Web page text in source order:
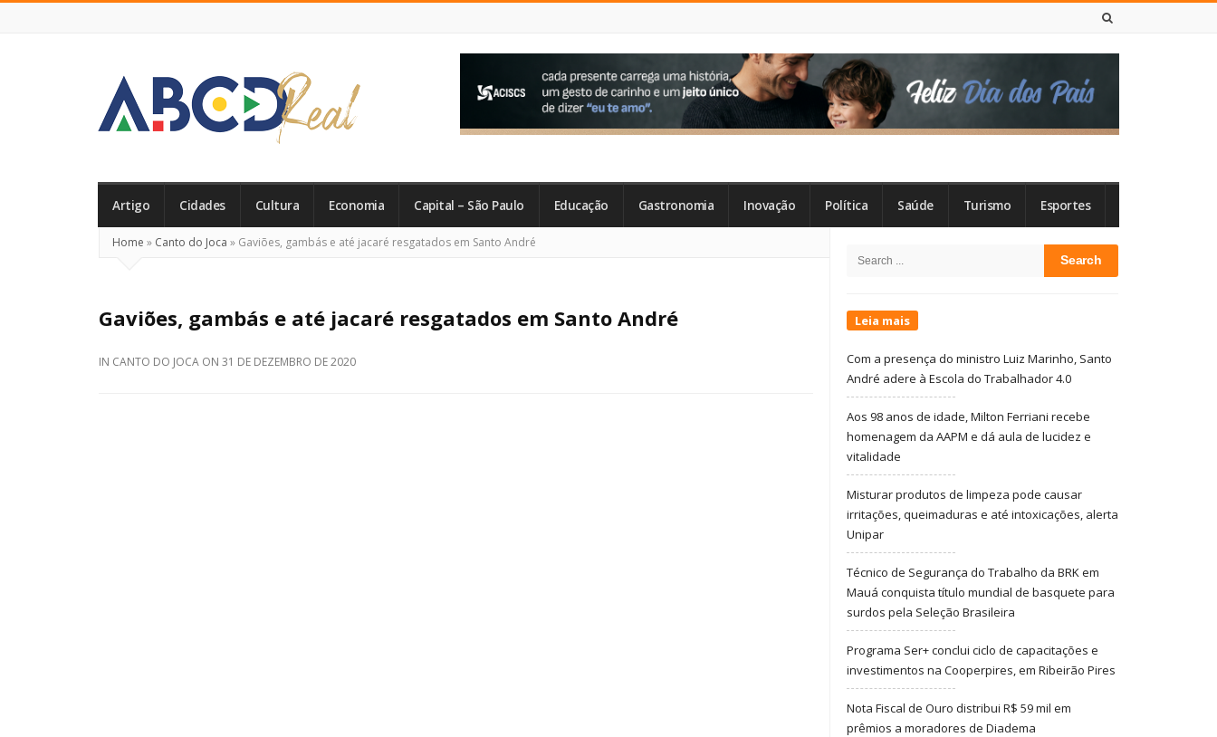
Real
Artigo Cidades Cultura Economia Capital – São Paulo Educação Gastronomia Inovação Política Saúde Turismo Esportes
Home » Canto do Joca » Gaviões, gambás e até jacaré resgatados em Santo André
Gaviões, gambás e até jacaré resgatados em Santo André
IN CANTO DO JOCA ON 31 DE DEZEMBRO DE 2020
Sidebar
Search
Leia mais
Com a presença do ministro Luiz Marinho, Santo
André adere à Escola do Trabalhador 4.0
Aos 98 anos de idade, Milton Ferriani recebe
homenagem da AAPM e dá aula de lucidez e
vitalidade
Misturar produtos de limpeza pode causar
irritações, queimaduras e até intoxicações, alerta
Unipar
Técnico de Segurança do Trabalho da BRK em
Mauá conquista título mundial de basquete para
surdos pela Seleção Brasileira
Programa Ser+ conclui ciclo de capacitações e
investimentos na Cooperpires, em Ribeirão Pires
Nota Fiscal de Ouro distribui R$ 59 mil em
prêmios a moradores de Diadema